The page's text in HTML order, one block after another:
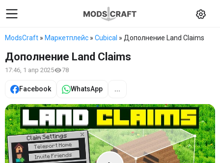
ModsCraft » Маркетплейс » Cubical » Дополнение Land Claims
Дополнение Land Claims
17:46, 1 апр 2025 78
Facebook WhatsApp ...